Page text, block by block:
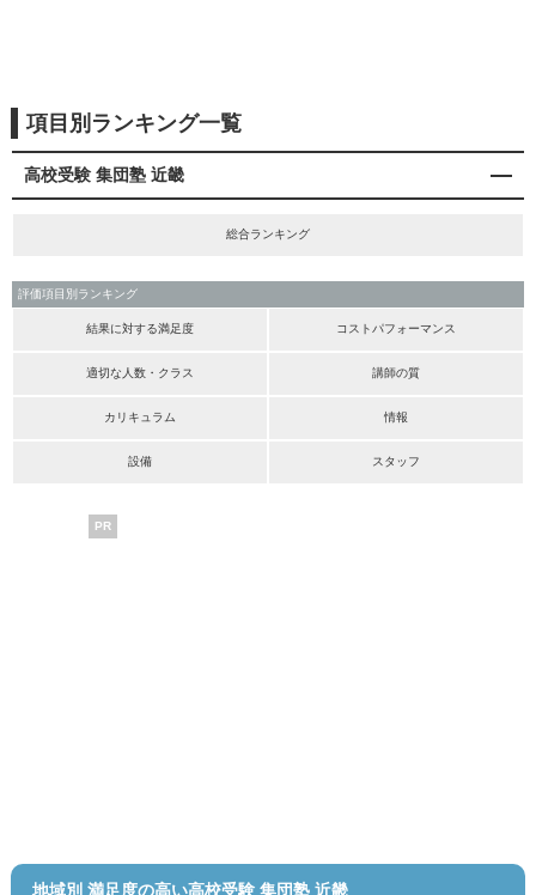
項目別ランキング一覧
高校受験 集団塾 近畿
総合ランキング
評価項目別ランキング
結果に対する満足度 コストパフォーマンス
適切な人数・クラス 講師の質
カリキュラム 情報
設備 スタッフ
PR
地域別 満足度の高い高校受験 集団塾 近畿